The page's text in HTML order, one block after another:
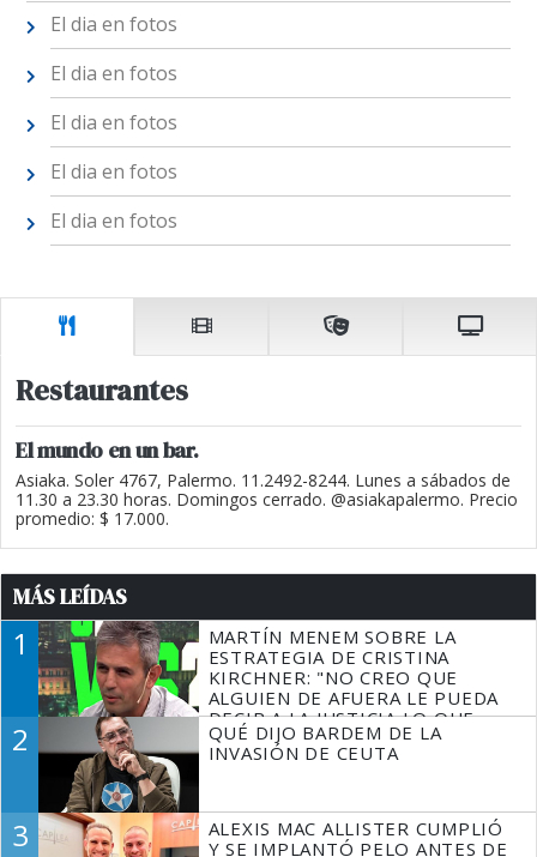
El dia en fotos
El dia en fotos
El dia en fotos
El dia en fotos
El dia en fotos
Restaurantes
El mundo en un bar.
Asiaka. Soler 4767, Palermo. 11.2492-8244. Lunes a sábados de
11.30 a 23.30 horas. Domingos cerrado. @asiakapalermo. Precio
promedio: $ 17.000.
MÁS LEÍDAS
1
MARTÍN MENEM SOBRE LA
ESTRATEGIA DE CRISTINA
KIRCHNER: "NO CREO QUE
ALGUIEN DE AFUERA LE PUEDA
DECIR A LA JUSTICIA LO QUE
TIENE QUE HACER"
2
QUÉ DIJO BARDEM DE LA
INVASIÓN DE CEUTA
3
ALEXIS MAC ALLISTER CUMPLIÓ
Y SE IMPLANTÓ PELO ANTES DE